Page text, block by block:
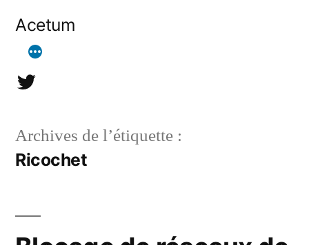
Acetum
@acetum
Archives de l’étiquette :
Ricochet